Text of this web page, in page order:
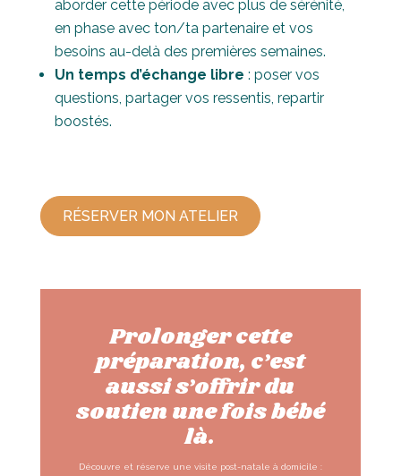
aborder cette période avec plus de sérénité,
en phase avec ton/ta partenaire et vos
besoins au-delà des premières semaines.
Un temps d’échange libre : poser vos
questions, partager vos ressentis, repartir
boostés.
RÉSERVER MON ATELIER
Prolonger cette
préparation, c’est
aussi s’offrir du
soutien une fois bébé
là.
Découvre et réserve une visite post-natale à domicile :